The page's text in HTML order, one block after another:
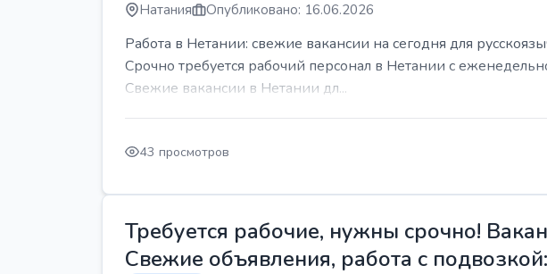
Натания Опубликовано: 16.06.2026
Работа в Нетании: свежие вакансии на сегодня для
Срочно требуется рабочий персонал в Нетании с
Свежие вакансии в Нетании дл...
43 просмотров
Требуется рабочие, нужны срочно!
Свежие объявления, работа с